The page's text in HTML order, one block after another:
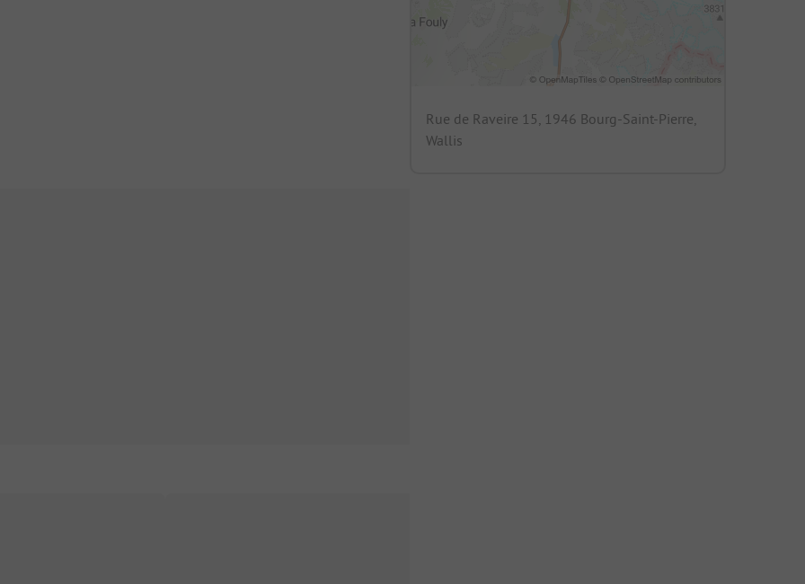
Rue de Raveire 15, 1946 Bourg-Saint-Pierre,
Wallis